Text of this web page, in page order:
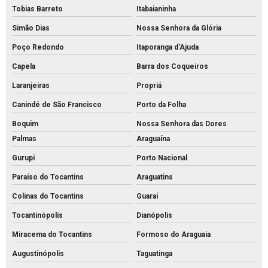
Tobias Barreto Itabaianinha
Simão Dias Nossa Senhora da Glória
Poço Redondo Itaporanga d'Ajuda
Capela Barra dos Coqueiros
Laranjeiras Propriá
Canindé de São Francisco Porto da Folha
Boquim
Nossa Senhora das Dores
Palmas
Araguaína
Gurupi Porto Nacional
Paraíso do Tocantins Araguatins
Colinas do Tocantins Guaraí
Tocantinópolis Dianópolis
Miracema do Tocantins Formoso do Araguaia
Augustinópolis Taguatinga